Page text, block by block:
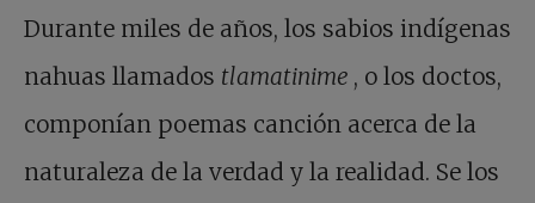
Durante miles de años, los sabios indígenas
nahuas llamados tlamatinime , o los doctos,
componían poemas canción acerca de la
naturaleza de la verdad y la realidad. Se los